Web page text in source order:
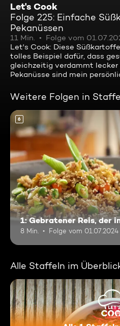
Let's Cook
Folge 225: Einfache
Pekanüssen
11 Min.
Folge vom
Let's Cook: Diese
tolles Beispiel dafür, dass
gleichzeitig verdammt
Pekanüsse sind mein
Weitere Folgen in
6
1: Gebratener Reis, der
8 Min. Folge vom 01.07.2024
Alle Staffeln im